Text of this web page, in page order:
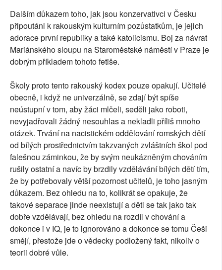
Dalším důkazem toho, jak jsou konzervativci v Česku
připoutáni k rakouským kulturním pozůstatkům, je jejich
adorace první republiky a také katolicismu. Boj za návrat
Mariánského sloupu na Staroměstské náměstí v Praze je
dobrým příkladem tohoto fetiše.
Školy proto tento rakouský kodex pouze opakují. Učitelé
obecně, i když ne univerzálně, se zdají být spíše
neústupní v tom, aby žáci mlčeli, seděli jako roboti,
nevyjadřovali žádný nesouhlas a nekladli příliš mnoho
otázek. Trvání na nacistickém oddělování romských dětí
od bílých prostřednictvím takzvaných zvláštních škol pod
falešnou záminkou, že by svým neukázněným chováním
rušily ostatní a navíc by brzdily vzdělávání bílých dětí tím,
že by potřebovaly větší pozornost učitelů, je toho jasným
důkazem. Bez ohledu na to, kolikrát se opakuje, že
takové separace jinde neexistují a děti se tak jako tak
dobře vzdělávají, bez ohledu na rozdíl v chování a
dokonce i v IQ, je to ignorováno a dokonce se tomu Češi
smějí, přestože jde o vědecky podložený fakt, nikoliv o
teorii dobré vůle.